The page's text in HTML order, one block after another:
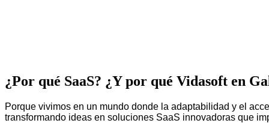
¿Por qué SaaS? ¿Y por qué Vidasoft en
Porque vivimos en un mundo donde la adaptabilidad y el
transformando ideas en soluciones SaaS innovadoras que